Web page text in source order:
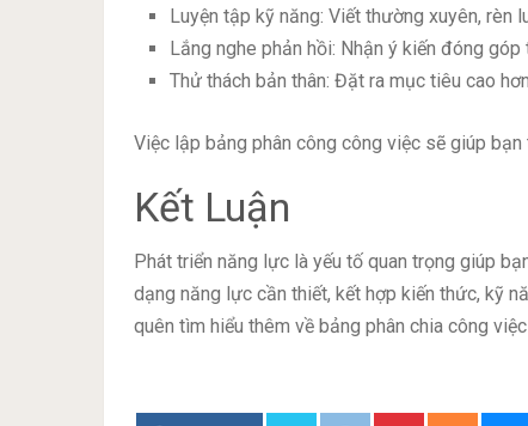
Luyện tập kỹ năng: Viết thường xuyên, rèn
Lắng nghe phản hồi: Nhận ý kiến đóng
Thử thách bản thân: Đặt ra mục tiêu cao
Việc lập bảng phân công công việc sẽ giúp
Kết Luận
Phát triển năng lực là yếu tố quan trọng giúp
dạng năng lực cần thiết, kết hợp kiến thức, kỹ
quên tìm hiểu thêm về bảng phân chia công